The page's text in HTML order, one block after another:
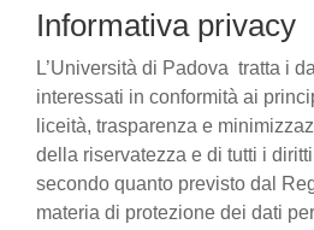
Informativa privacy
L’Università di Padova tratta i
interessati in conformità ai
liceità, trasparenza e
della riservatezza e di tutti i
secondo quanto previsto dal
materia di protezione dei dati